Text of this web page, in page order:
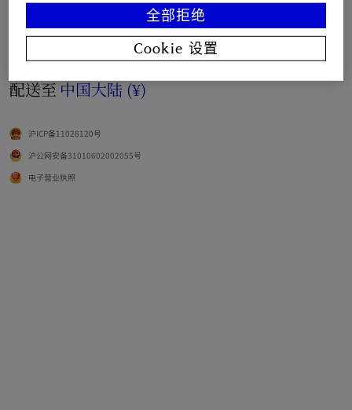
法律声明及 Cookie 政策
语言简体中文
配送至 中国大陆 (¥)
沪ICP备11028120号
沪公网安备31010602002055号
电子营业执照
全部拒绝
Cookie 设置